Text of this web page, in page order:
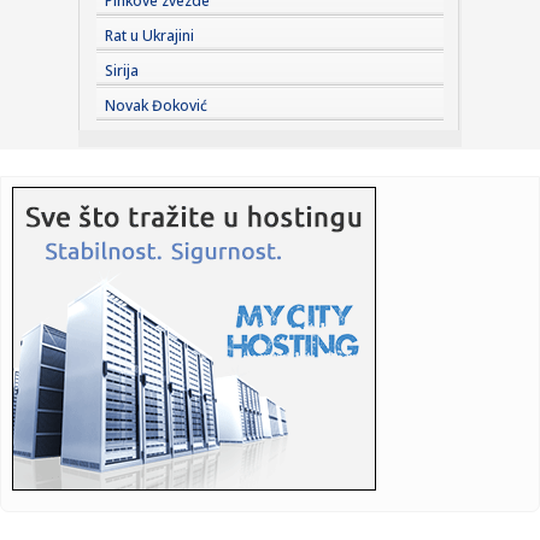
17:12:Dvejn Džonson se oglasio posle debakla „Moane“: Kritičari
17:11:TORES NA KORAK OD PARIZA: Ostali su samo detalji – zna
se i cif...
16:59: Uprkos negodovanju ambasade Izraela: Kanje Vest održao
koncert u...
16:58:
16:57:Amerika objavila novi set materijala o NLO: Trougao iznad
Avganis...
16:55:Potpisan ugovor: Komšije grade novi most na Morači
16:52:Trener Minesote o Goberu: "Žalosno je koliko kritika
dobija"
Rat u Ukrajini
Sirija
Novak Đoković